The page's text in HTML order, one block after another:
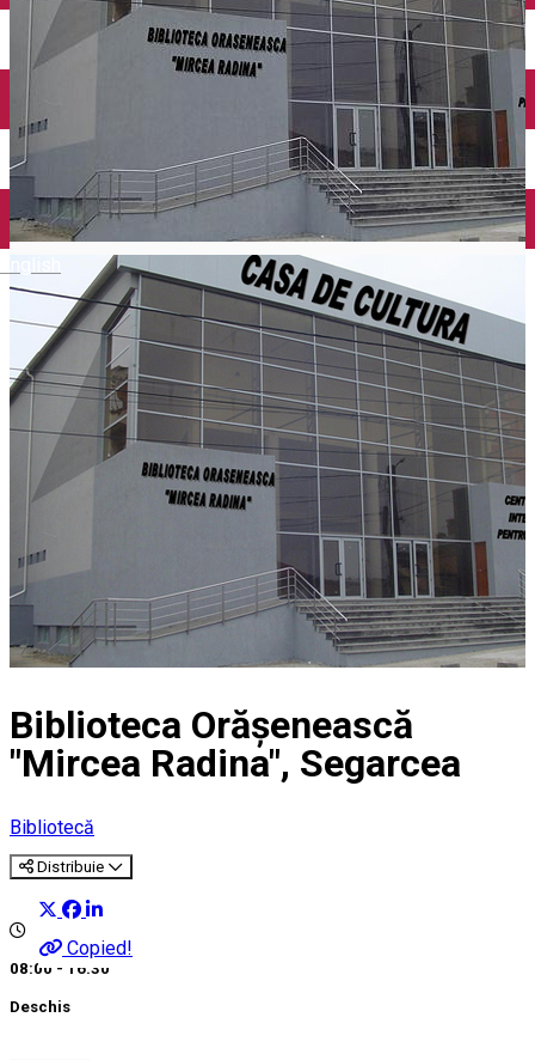
English
Închirieri auto
Închirieri biciclete
Încărcare vehicule electrice
Biblioteca Orășenească
"Mircea Radina", Segarcea
Bibliotecă
Distribuie
Copied!
08:00 - 16:30
Deschis